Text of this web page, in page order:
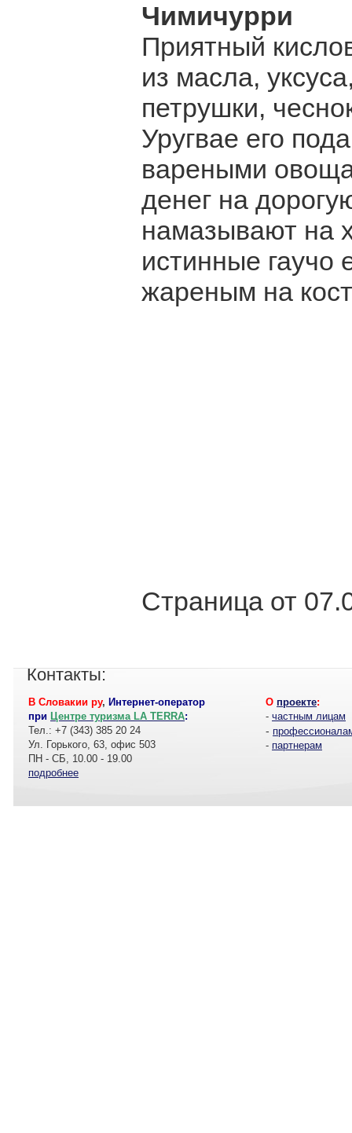
Чимичурри
Приятный
из масла,
петрушки,
Уругвае его
вареными
денег на
намазывают на
истинные гаучо
жареным на
Страница от
Контакты:
В Словакии ру, Интернет-оператор
при Центре туризма LA TERRA:
Тел.: +7 (343) 385 20 24
Ул. Горького, 63, офис 503
ПН - СБ, 10.00 - 19.00
подробнее
О проекте:
- частным лицам
-
- партнерам